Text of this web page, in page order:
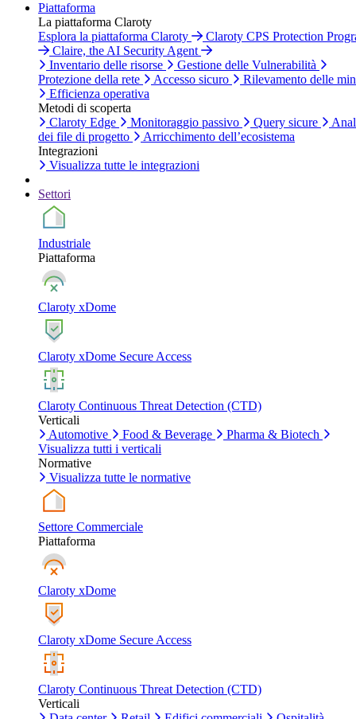
Piattaforma
La piattaforma Claroty
Esplora la piattaforma Claroty
Claroty CPS Protection
Claire, the AI Security Agent
Inventario delle risorse
Gestione delle Vulnerabilità
Protezione della rete
Accesso sicuro
Rilevamento delle
Efficienza operativa
Metodi di scoperta
Claroty Edge
Monitoraggio passivo Query sicure
dei file di progetto
Arricchimento dell’ecosistema
Integrazioni
Visualizza tutte le integrazioni
Settori
Industriale
Piattaforma
Claroty xDome
Claroty xDome Secure Access
Claroty Continuous Threat Detection (CTD)
Verticali
Automotive
Food & Beverage
Pharma & Biotech
Visualizza tutti i verticali
Normative
Visualizza tutte le normative
Settore Commerciale
Piattaforma
Claroty xDome
Claroty xDome Secure Access
Claroty Continuous Threat Detection (CTD)
Verticali